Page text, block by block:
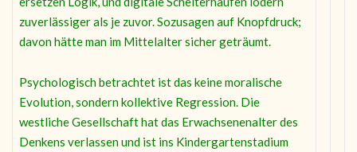
zuverlässiger als je zuvor. Sozusagen auf Knopfdruck;
davon hätte man im Mittelalter sicher geträumt.
Psychologisch betrachtet ist das keine moralische
Evolution, sondern kollektive Regression. Die
westliche Gesellschaft hat das Erwachsenenalter des
Denkens verlassen und ist ins Kindergartenstadium